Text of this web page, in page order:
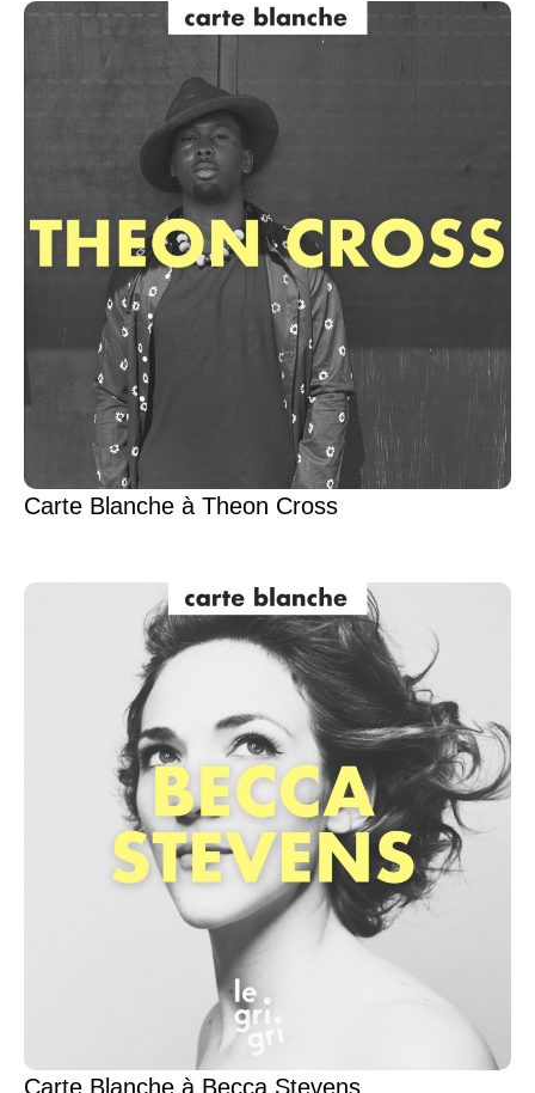
Carte Blanche à Theon Cross
Carte Blanche à Becca Stevens